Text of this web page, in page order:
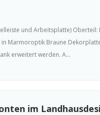
und Arbeitsplatte) Oberteil:
Marmoroptik Braune
erweitert werden. A...
im